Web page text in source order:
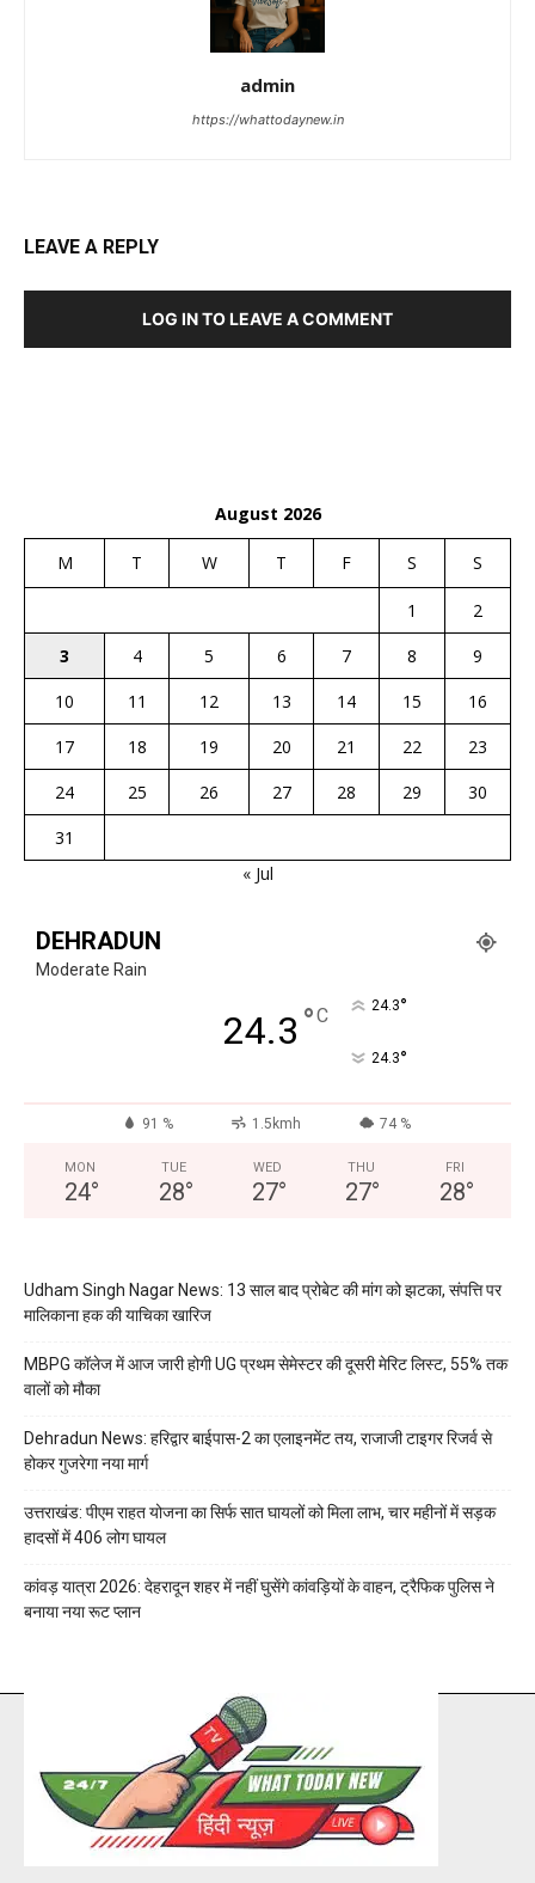
admin
https://whattodaynew.in
LEAVE A REPLY
LOG IN TO LEAVE A COMMENT
August 2026
M T W T F S S
1
2
3
4 5 6 7 8
9
10
11 12 13 14 15
16
17
18 19 20 21 22
23
24
25 26 27 28 29
30
31
« Jul
DEHRADUN
Moderate Rain
24.3 °C 24.3°
24.3°
91 % 1.5kmh 74 %
MON
24°
TUE
28°
WED
27°
THU
27°
FRI
28°
Udham Singh Nagar News: 13 साल बाद प्रोबेट की मांग को झटका, संपत्ति पर
मालिकाना हक की याचिका खारिज
MBPG कॉलेज में आज जारी होगी UG प्रथम सेमेस्टर की दूसरी मेरिट लिस्ट, 55% तक
वालों को मौका
Dehradun News: हरिद्वार बाईपास-2 का एलाइनमेंट तय, राजाजी टाइगर रिजर्व से
होकर गुजरेगा नया मार्ग
उत्तराखंड: पीएम राहत योजना का सिर्फ सात घायलों को मिला लाभ, चार महीनों में सड़क
हादसों में 406 लोग घायल
कांवड़ यात्रा 2026: देहरादून शहर में नहीं घुसेंगे कांवड़ियों के वाहन, ट्रैफिक पुलिस ने
बनाया नया रूट प्लान